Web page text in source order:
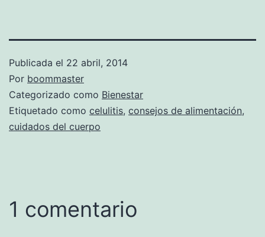
Publicada el 22 abril, 2014
Por boommaster
Categorizado como Bienestar
Etiquetado como celulitis, consejos de alimentación,
cuidados del cuerpo
1 comentario